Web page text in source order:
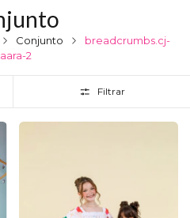
Conjunto
breadcrumbs.cj-
2
Filtrar